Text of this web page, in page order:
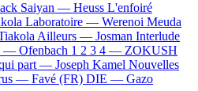
Saiyan — Heuss L'enfoiré
Laboratoire — Werenoi Meuda
Ailleurs — Josman Interlude
— Ofenbach 1 2 3 4 — ZOKUSH
part — Joseph Kamel Nouvelles
— Favé (FR) DIE — Gazo